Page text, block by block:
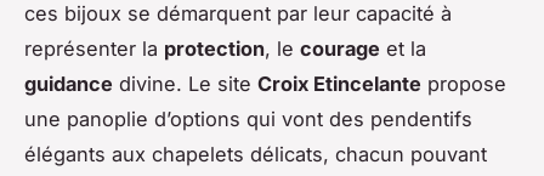
ces bijoux se démarquent par leur capacité à
représenter la protection, le courage et la
guidance divine. Le site Croix Etincelante propose
une panoplie d’options qui vont des pendentifs
élégants aux chapelets délicats, chacun pouvant